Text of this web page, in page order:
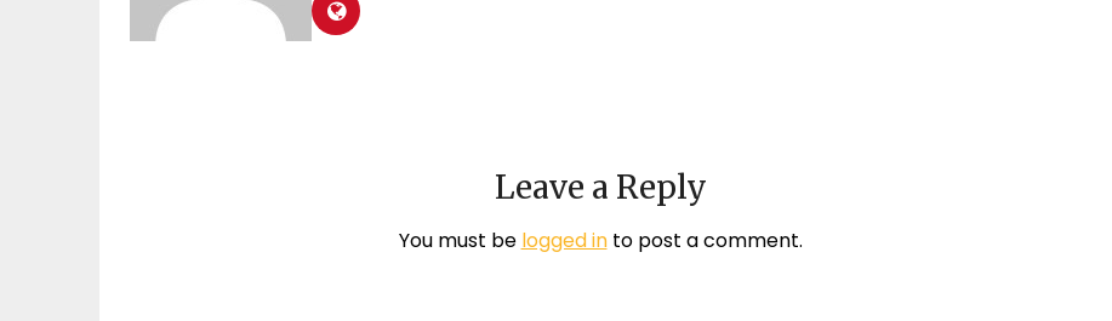
Leave a Reply
You must be logged into post a comment.